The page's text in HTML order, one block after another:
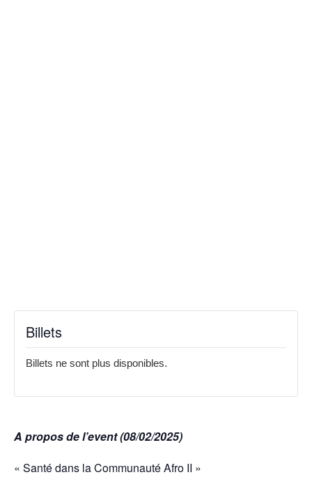
Billets
Billets ne sont plus disponibles.
A propos de l’event (08/02/2025)
« Santé dans la Communauté Afro II »